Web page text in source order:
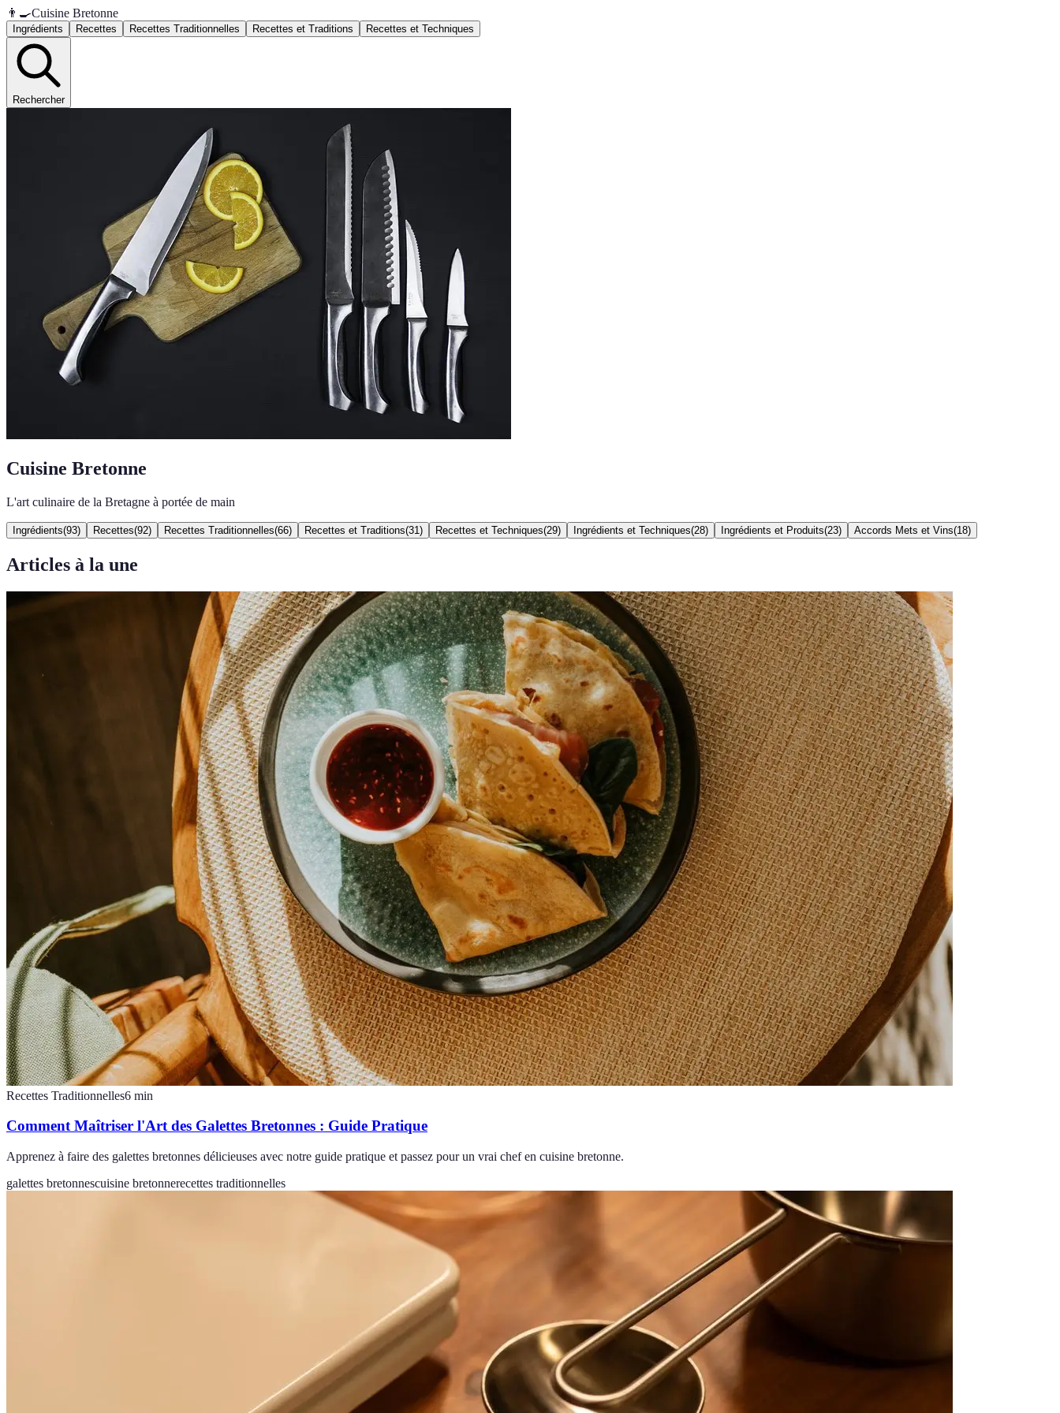
👨‍🍳Cuisine Bretonne
Ingrédients Recettes Recettes Traditionnelles Recettes et Traditions Recettes et Techniques
Rechercher
Cuisine Bretonne
L'art culinaire de la Bretagne à portée de main
Ingrédients(93) Recettes(92) Recettes Traditionnelles(66) Recettes et Traditions(31 ) Recettes et Techniques(29) Ingrédients et Techniques(28) Ingrédients et Produits(23) Accords Mets et Vins(18)
Articles à la une
Recettes Traditionnelles6 min
Comment Maîtriser l'Art des Galettes Bretonnes : Guide Pratique
Apprenez à faire des galettes bretonnes délicieuses avec notre guide pratique et passez pour un vrai chef en cuisine bretonne.
galettes bretonnescuisine bretonnerecettes traditionnelles